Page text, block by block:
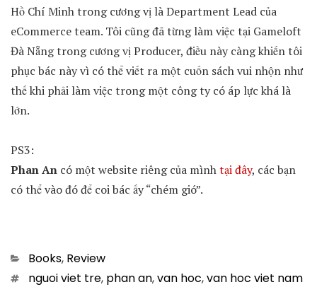
Hồ Chí Minh trong cương vị là Department Lead của
eCommerce team. Tôi cũng đã từng làm việc tại Gameloft
Đà Nẵng trong cương vị Producer, điều này càng khiến tôi
phục bác này vì có thể viết ra một cuốn sách vui nhộn như
thế khi phải làm việc trong một công ty có áp lực khá là
lớn.
PS3:
Phan An có một website riêng của mìnhtại đây, các bạn
có thể vào đó để coi bác ấy “chém gió”.
Categories
Books, Review
Tagsnguoi viet tre, phan an,van hoc,van hoc viet nam